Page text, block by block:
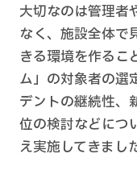
大切なのは管理者
なく、施設全体で
きる環境を作るこ
ム」の対象者の選
デントの継続性、
位の検討などにつ
え実施してきまし